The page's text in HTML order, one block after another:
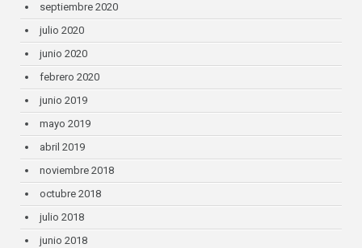
septiembre 2020
julio 2020
junio 2020
febrero 2020
junio 2019
mayo 2019
abril 2019
noviembre 2018
octubre 2018
julio 2018
junio 2018